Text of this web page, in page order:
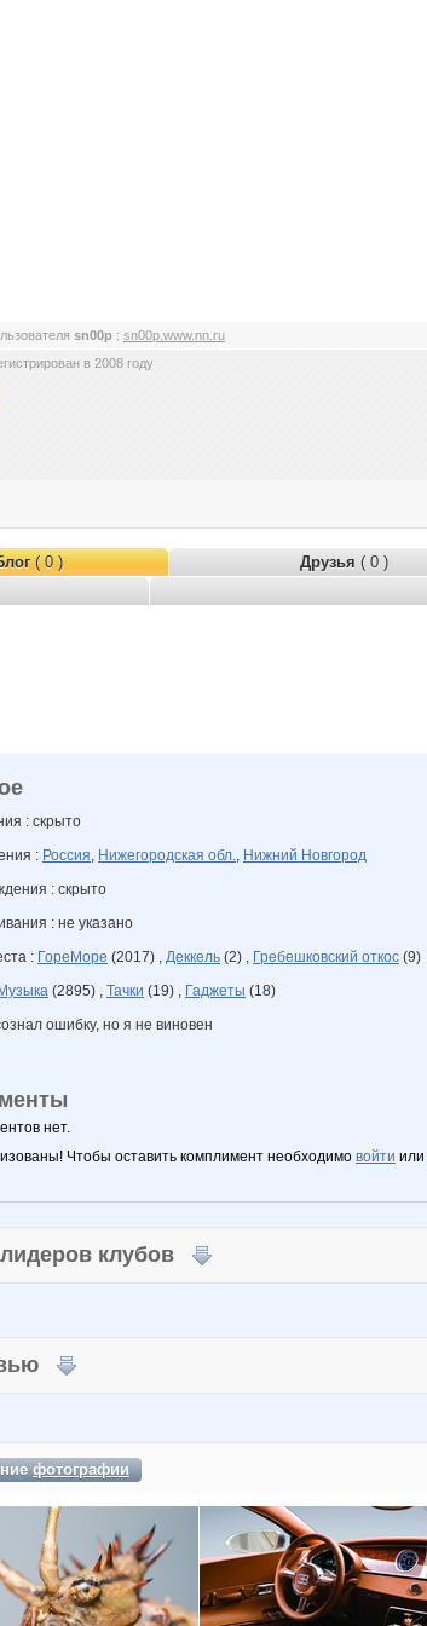
sn00p : sn00p.www.nn.ru
в 2008 году
( 0 ) Друзья ( 0 )
: скрыто
: Россия, Нижегородская обл., Нижний Новгород
: скрыто
: не указано
: ГореМоре (2017) , Деккель (2) , Гребешковский откос (9)
Музыка (2895) , Тачки (19) , Гаджеты (18)
ошибку, но я не виновен
нет.
Чтобы оставить комплимент необходимо войти или
клубов
фотографии